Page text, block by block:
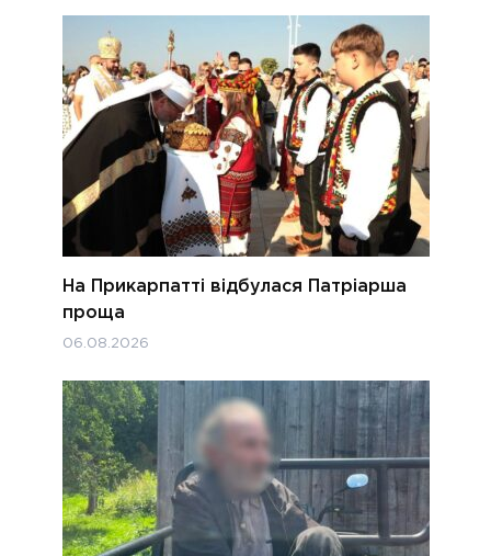
На Прикарпатті відбулася Патріарша
проща
06.08.2026